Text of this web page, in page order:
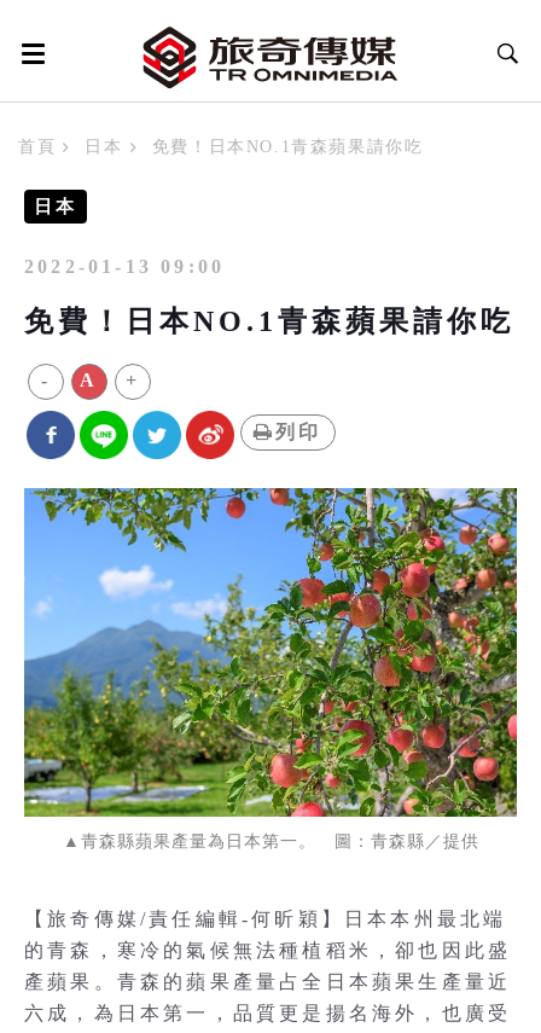
首頁 日本 免費！日本NO.1青森蘋果請你吃
日本
2022-01-13 09:00
免費！日本NO.1青森蘋果請你吃
- A +
列印
▲青森縣蘋果產量為日本第一。 圖：青森縣／提供
【旅奇傳媒/責任編輯-何昕穎】日本本州最北端
的青森，寒冷的氣候無法種植稻米，卻也因此盛
產蘋果。青森的蘋果產量占全日本蘋果生產量近
六成，為日本第一，品質更是揚名海外，也廣受